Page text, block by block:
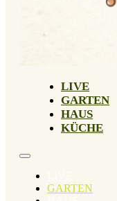
LIVE
GARTEN
HAUS
KÜCHE
GARTEN